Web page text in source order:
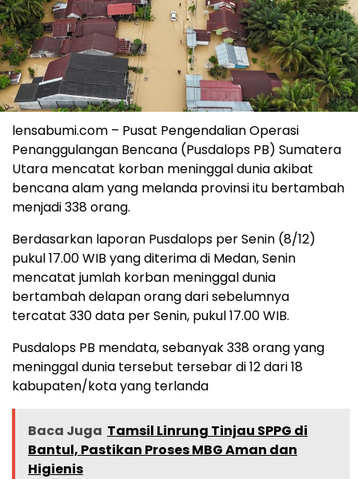
lensabumi.com – Pusat Pengendalian Operasi
Penanggulangan Bencana (Pusdalops PB) Sumatera
Utara mencatat korban meninggal dunia akibat
bencana alam yang melanda provinsi itu bertambah
menjadi 338 orang.
Berdasarkan laporan Pusdalops per Senin (8/12)
pukul 17.00 WIB yang diterima di Medan, Senin
mencatat jumlah korban meninggal dunia
bertambah delapan orang dari sebelumnya
tercatat 330 data per Senin, pukul 17.00 WIB.
Pusdalops PB mendata, sebanyak 338 orang yang
meninggal dunia tersebut tersebar di 12 dari 18
kabupaten/kota yang terlanda
Baca Juga Tamsil Linrung Tinjau SPPG di
Bantul, Pastikan Proses MBG Aman dan
Higienis